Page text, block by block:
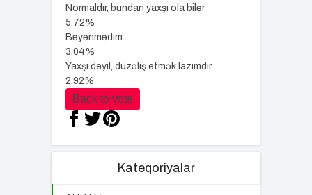
Normaldır, bundan yaxşı ola bilər
5.72%
Bəyənmədim
3.04%
Yaxşı deyil, düzəliş etmək lazımdır
2.92%
Back to vote
Kateqoriyalar